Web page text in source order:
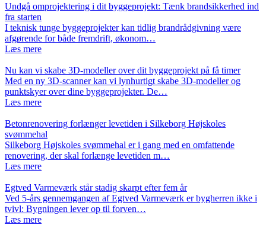
Undgå omprojektering i dit byggeprojekt: Tænk brandsikkerhed ind
fra starten
I teknisk tunge byggeprojekter kan tidlig brandrådgivning være
afgørende for både fremdrift, økonom…
Læs mere
Nu kan vi skabe 3D-modeller over dit byggeprojekt på få timer
Med en ny 3D-scanner kan vi lynhurtigt skabe 3D-modeller og
punktskyer over dine byggeprojekter. De…
Læs mere
Betonrenovering forlænger levetiden i Silkeborg Højskoles
svømmehal
Silkeborg Højskoles svømmehal er i gang med en omfattende
renovering, der skal forlænge levetiden m…
Læs mere
Egtved Varmeværk står stadig skarpt efter fem år
Ved 5-års gennemgangen af Egtved Varmeværk er bygherren ikke i
tvivl: Bygningen lever op til forven…
Læs mere